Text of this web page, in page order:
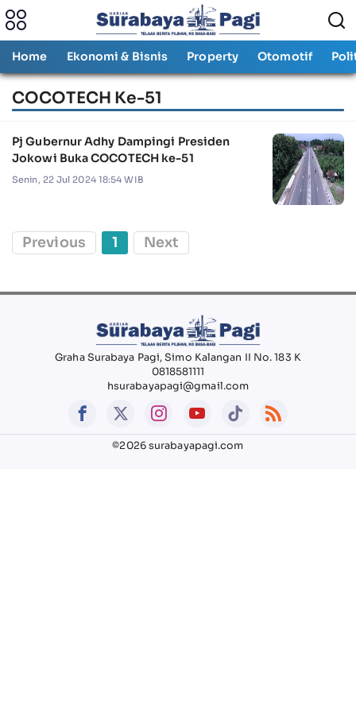
Home Ekonomi & Bisnis Property Otomotif
COCOTECH Ke-51
Pj Gubernur Adhy Dampingi Presiden
Jokowi Buka COCOTECH ke-51
Senin, 22 Jul 2024 18:54 WIB
Previous 1 Next
Graha Surabaya Pagi, Simo Kalangan II No. 183 K
0818581111
hsurabayapagi@gmail.com
©2026 surabayapagi.com